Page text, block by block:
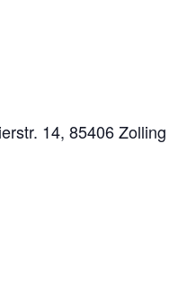
14, 85406 Zolling